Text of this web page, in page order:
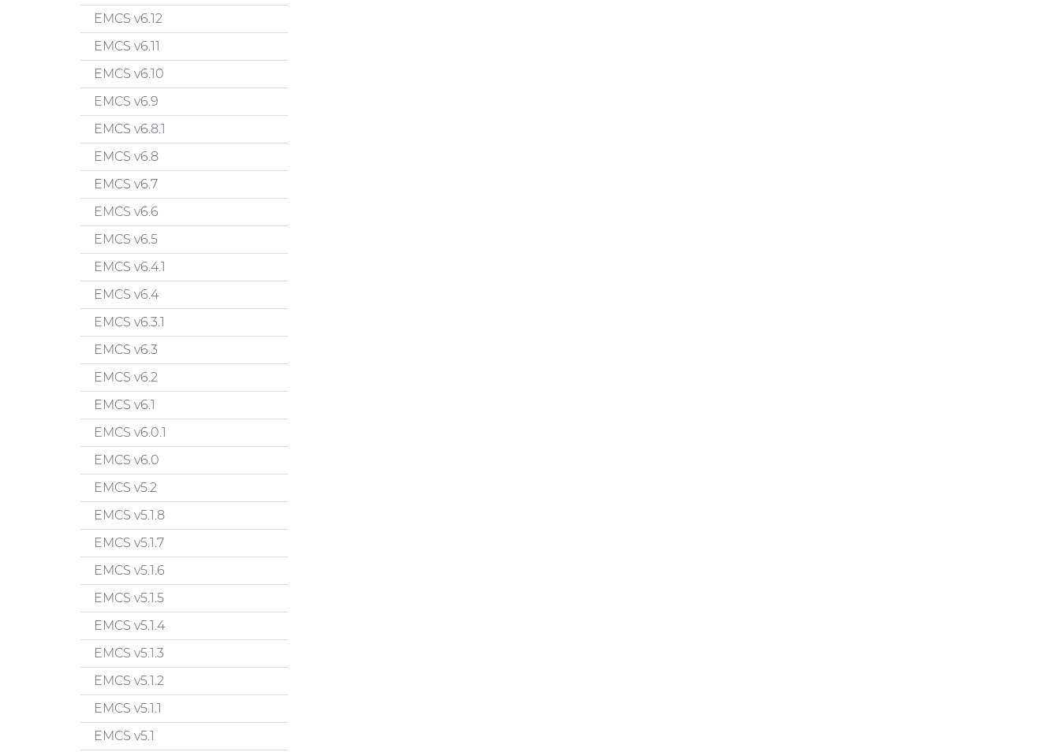
EMCS v6.12
EMCS v6.11
EMCS v6.10
EMCS v6.9
EMCS v6.8.1
EMCS v6.8
EMCS v6.7
EMCS v6.6
EMCS v6.5
EMCS v6.4.1
EMCS v6.4
EMCS v6.3.1
EMCS v6.3
EMCS v6.2
EMCS v6.1
EMCS v6.0.1
EMCS v6.0
EMCS v5.2
EMCS v5.1.8
EMCS v5.1.7
EMCS v5.1.6
EMCS v5.1.5
EMCS v5.1.4
EMCS v5.1.3
EMCS v5.1.2
EMCS v5.1.1
EMCS v5.1